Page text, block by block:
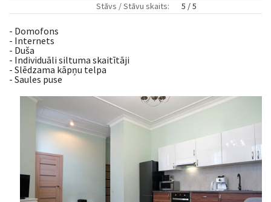
Stāvs / Stāvu skaits:
5 / 5
- Domofons
- Internets
- Duša
- Individuāli siltuma skaitītāji
- Slēdzama kāpņu telpa
- Saules puse